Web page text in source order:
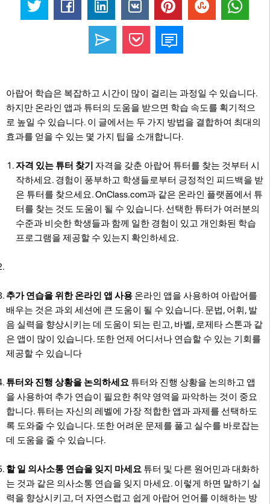
아랍어 학습은 복잡하고 시간이 많이 걸리는 과정일 수 있습니다.
하지만 온라인 앱과 튜터의 도움을 받으면 학습 속도를 획기적으
로 높일 수 있습니다. 이 글에서는 두 가지 방법을 결합하여 최대의
효과를 얻을 수 있는 몇 가지 팁을 소개합니다.
자격 있는 튜터 찾기 자격을 갖춘 아랍어 튜터를 찾는 것부터 시
작하세요. 경험이 풍부하고 학생들로부터 긍정적인 피드백을 받
은 튜터를 찾으세요. OnClass.com과 같은 온라인 플랫폼에서 튜
터를 찾는 것도 도움이 될 수 있습니다. 선택한 튜터가 여러분의
수준과 비슷한 학생들과 함께 일한 경험이 있고 개인화된 학습
프로그램을 제공할 수 있는지 확인하세요.
추가 연습을 위한 온라인 앱 사용 온라인 앱을 사용하여 아랍어를
배우는 것은 과외 세션에 큰 도움이 될 수 있습니다. 문법, 어휘, 발
음 실력을 향상시키는 데 도움이 되는 린고, 바벨, 로제타 스톤과 같
은 앱이 많이 있습니다. 또한 언제 어디서나 연습할 수 있는 기회를
제공할 수 있습니다
튜터와 진행 상황을 논의하세요 튜터와 진행 상황을 논의하고 앱
을 사용하여 추가 연습이 필요한 취약 영역을 파악하는 것이 중요
합니다. 튜터는 자신의 레벨에 가장 적합한 앱과 과제를 선택하도
록 도와줄 수 있습니다. 또한 어려운 문제를 풀고 실수를 바로잡는
데 도움을 줄 수 있습니다.
할 일 의사소통 연습을 잊지 마세요 튜터 및 다른 원어민과 대화하
는 것과 같은 의사소통 연습을 잊지 마세요. 이렇게 하면 말하기 실
력을 향상시키고, 더 자연스럽고 쉽게 아랍어 언어를 이해하는 방